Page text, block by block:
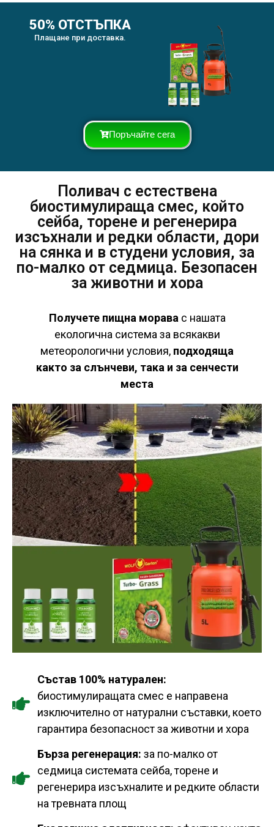
50% ОТСТЪПКА
Плащане при доставка.
Поръчайте сега
Поливач с естествена
биостимулираща смес, който
сейба, торене и регенерира
изсъхнали и редки области, дори
на сянка и в студени условия, за
по-малко от седмица. Безопасен
за животни и хора
Получете пищна морава с нашата
екологична система за всякакви
метеорологични условия, подходяща
както за слънчеви, така и за сенчести
места
Състав 100% натурален:
биостимулиращата смес е направена
изключително от натурални съставки, което
гарантира безопасност за животни и хора
Бърза регенерация: за по-малко от
седмица системата сейба, торене и
регенерира изсъхналите и редките области
на тревната площ